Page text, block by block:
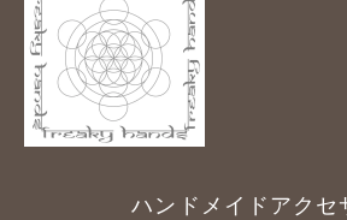
ハンドメイドアクセ